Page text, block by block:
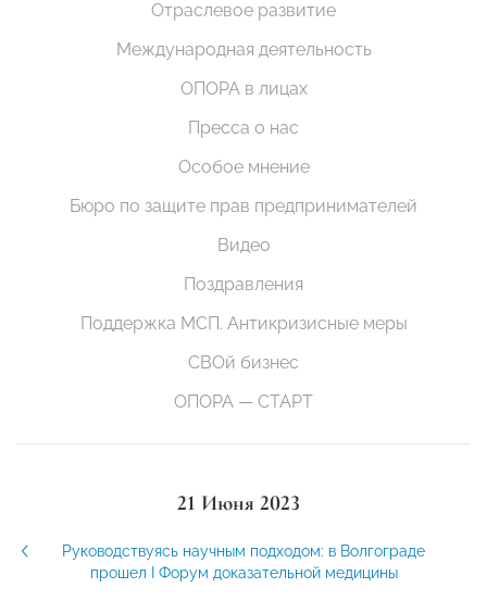
Отраслевое развитие
Международная деятельность
ОПОРА в лицах
Пресса о нас
Особое мнение
Бюро по защите прав предпринимателей
Видео
Поздравления
Поддержка МСП. Антикризисные меры
СВОй бизнес
ОПОРА — СТАРТ
21 Июня 2023
Руководствуясь научным подходом: в Волгограде
прошел I Форум доказательной медицины